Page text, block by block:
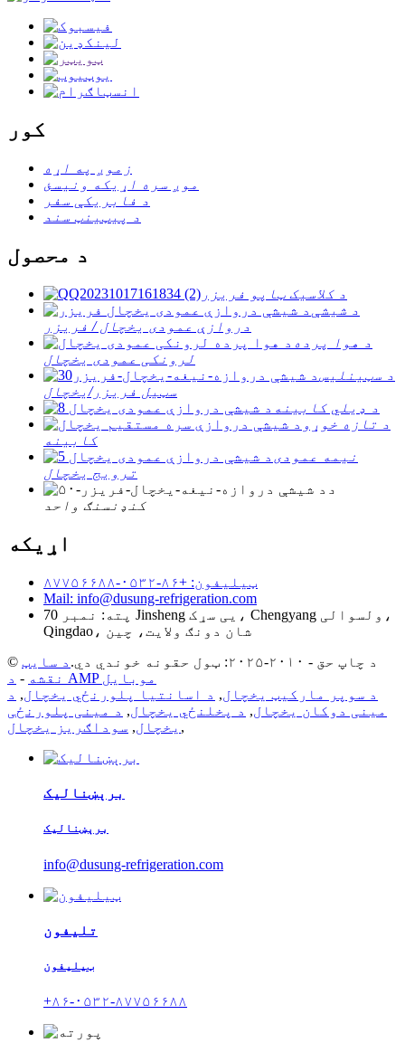
کور
زموږ په اړه
موږ سره اړیکه ونیسئ
د فابریکې سفر
د پیټینټ سند
د محصول
د کلاسیک ټاپو فریزر
د شیشې
دروازې عمودی یخچال / فریزر
د هوا پرده
لرونکی عمودی یخچال
د سټینلیس
سټیل فریزر/یخچال
د ډیلي کابینه
د تازه خوړو
کابینه
نیمه عمودی
ترویج یخچال
د
کنډنسنګ واحد
اړیکه
ټیلیفون: +۸۶-۰۵۳۲-۸۷۷۵۶۶۸۸
Mail: info@dusung-refrigeration.com
پته: نمبر 70 Jinsheng یی سړک، Chengyang ولسوالی،
Qingdao، شان دونګ ولایت، چین
© د چاپ حق - ۲۰۱۰-۲۰۲۵: ټول حقونه خوندي دي.
د سایټ
نقشه -
د AMP موبایل
د سوپر مارکیټ یخچال, د اسانتیا پلورنځي یخچال, د
مینی دوکان یخچال, د پخلنځي یخچال, د مینی پلورنځی
یخچال, سوداګریز یخچال ,
برېښنالیک
برېښنالیک
info@dusung-refrigeration.com
تلیفون
ټیلیفون
+۸۶-۰۵۳۲-۸۷۷۵۶۶۸۸